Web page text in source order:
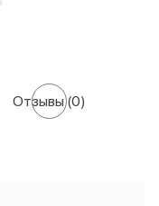
Отзывы(0)